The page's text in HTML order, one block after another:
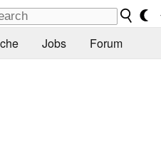
Jobs Forum